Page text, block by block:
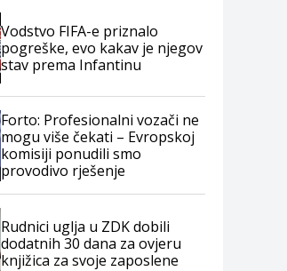
Vodstvo FIFA-e priznalo
pogreške, evo kakav je njegov
stav prema Infantinu
Forto: Profesionalni vozači ne
mogu više čekati – Evropskoj
komisiji ponudili smo
provodivo rješenje
Rudnici uglja u ZDK dobili
dodatnih 30 dana za ovjeru
knjižica za svoje zaposlene